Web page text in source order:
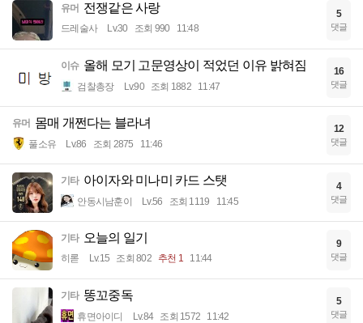
유머 전쟁같은 사랑
드레술사 Lv.30 조회 990 11:48
5
댓글
이슈 올해 모기 고문영상이 적었던 이유 밝혀짐
검찰총장 Lv.90 조회 1882 11:47
16
댓글
유머 몸매 개쩐다는 블라녀
풀소유 Lv.86 조회 2875 11:46
12
댓글
기타 아이자와 미나미 카드 스탯
안동시남훈이 Lv.56 조회 1119 11:45
4
댓글
기타 오늘의 일기
히롣 Lv.15 조회 802 추천 1 11:44
9
댓글
기타 똥꼬중독
휴면아이디 Lv.84 조회 1572 11:42
5
댓글